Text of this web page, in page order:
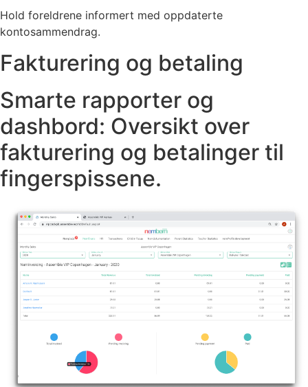
Hold foreldrene informert med oppdaterte
kontosammendrag.
Fakturering og betaling
Smarte rapporter og
dashbord: Oversikt over
fakturering og betalinger til
fingerspissene.